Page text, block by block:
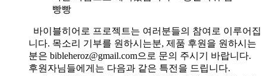
빵빵
바이블히어로 프로젝트는 여러분들의 참여로 이루어집
니다. 목소리 기부를 원하시는분, 제품 후원을 원하시는
분은 bibleheroz@gmail.com으로 문의 주시기 바랍니다.
후원자님들에게는 다음과 같은 특전을 드립니다.